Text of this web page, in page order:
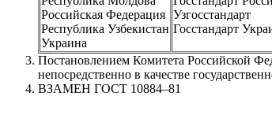
Российская Федерация
Республика Узбекистан
Украина
Узгосстандарт
Госстандарт
Постановлением Комитета Российской
непосредственно в качестве
ВЗАМЕН ГОСТ 10884–81